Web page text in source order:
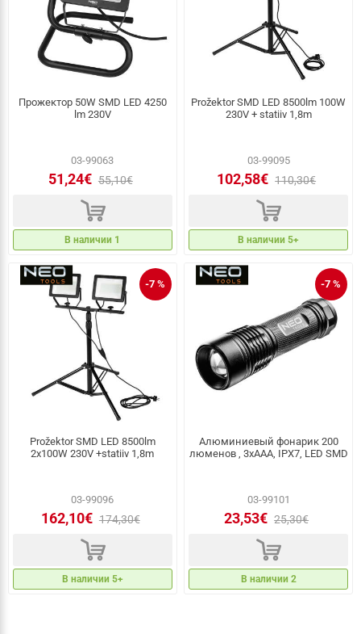
Прожектор 50W SMD LED 4250
lm 230V
03-99063
51,24€ 55,10€
d
В наличии 1
Prožektor SMD LED 8500lm 100W
230V + statiiv 1,8m
03-99095
102,58€ 110,30€
d
В наличии 5+
-7 %
Prožektor SMD LED 8500lm
2x100W 230V +statiiv 1,8m
03-99096
162,10€ 174,30€
d
В наличии 5+
-7 %
Aлюминиевый фонарик 200
люменов , 3xAAA, IPX7, LED SMD
03-99101
23,53€ 25,30€
d
В наличии 2